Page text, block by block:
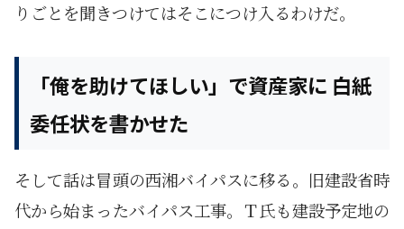
りごとを聞きつけてはそこにつけ入るわけだ。
「俺を助けてほしい」で資産家に 白紙
委任状を書かせた
そして話は冒頭の西湘バイパスに移る。旧建設省時
代から始まったバイパス工事。Ｔ氏も建設予定地の